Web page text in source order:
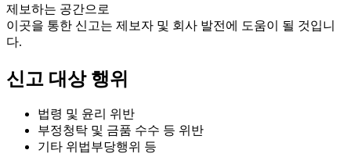
제보하는 공간으로
이곳을 통한 신고는 제보자 및 회사 발전에 도움이 될 것입니
다.
신고 대상 행위
법령 및 윤리 위반
부정청탁 및 금품 수수 등 위반
기타 위법부당행위 등